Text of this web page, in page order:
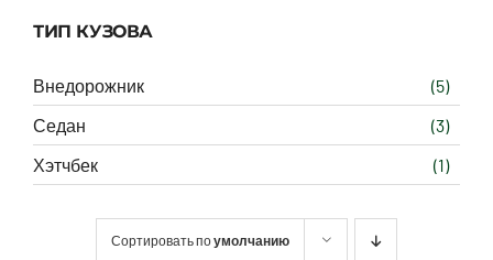
ТИП КУЗОВА
Внедорожник
(5)
Седан
(3)
Хэтчбек
(1)
Сортировать поумолчанию